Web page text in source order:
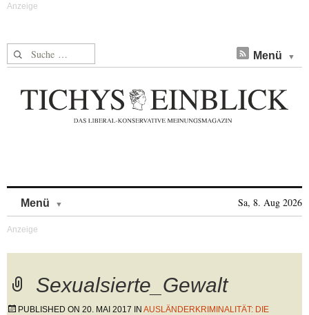
Suche nach: Menü
Menü Sa, 8. Aug 2026
Sexualsierte_Gewalt
PUBLISHED ON 20. MAI 2017 IN AUSLÄNDERKRIMINALITÄT: DIE